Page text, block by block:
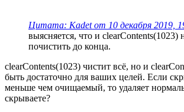
Цитата: Kadet от 10 декабря 2019,
выясняется, что и clearContents(1023)
почистить до конца.
clearContents(1023) чистит всё, но и
быть достаточно для ваших целей. Если
меньше чем очищаемый, то удаляет
скрываете?